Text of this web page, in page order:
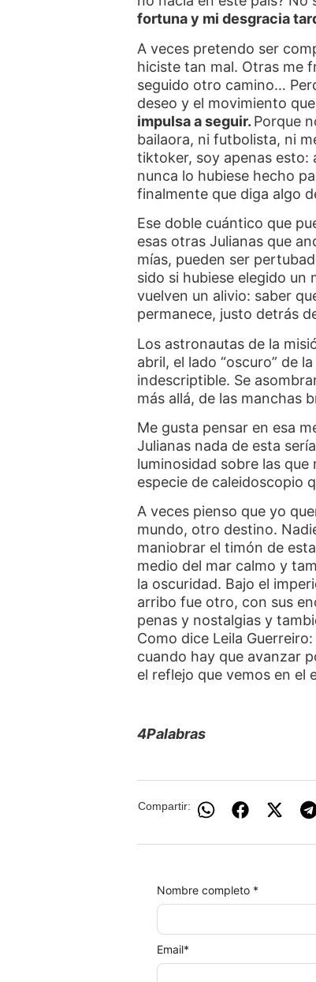
fortuna y mi desgracia
A veces pretendo ser
hiciste tan mal. Otras me
seguido otro camino…
deseo y el movimiento
impulsa a seguir. Porque
bailaora, ni futbolista, ni
tiktoker, soy apenas esto:
nunca lo hubiese hecho
finalmente que diga algo
Ese doble cuántico que
esas otras Julianas que
mías, pueden ser
sido si hubiese elegido un
vuelven un alivio: saber
permanece, justo detrás
Los astronautas de la
abril, el lado “oscuro” de
indescriptible. Se
más allá, de las manchas
Me gusta pensar en esa
Julianas nada de esta
luminosidad sobre las
especie de caleidoscopio
A veces pienso que yo
mundo, otro destino.
maniobrar el timón de
medio del mar calmo y
la oscuridad. Bajo el
arribo fue otro, con sus
penas y nostalgias y
Como dice Leila
cuando hay que avanzar
el reflejo que vemos en el
4Palabras
Compartir:
Nombre completo *
Email*